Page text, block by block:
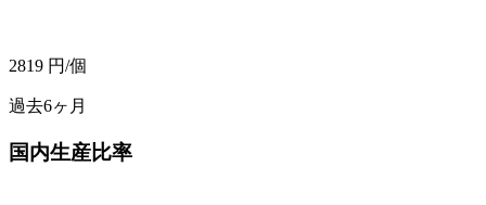
2819 円/個
過去6ヶ月
国内生産比率